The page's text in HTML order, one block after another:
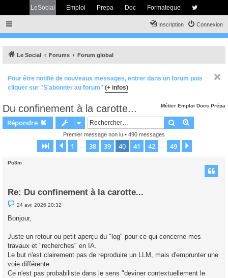
LeSocial Emploi Prepa Doc Formateque
Connexion
Inscription
Le Social Forums Forum global
Pour être notifié de nouveaux messages, entrer dans un forum puis
cliquer sur "S'abonner au forum" (+ infos)
Métier Emploi Docs Prépa
Du confinement à la carotte...
Répondre Rechercher
Premier message non lu • 490 messages
Page 40 sur 49
Précédent
1 38 39 40 41 42 49
Po3m
Re: Du confinement à la carotte...
M
e
s
e
n
o
n
l
24 avr. 2026 20:32
Bonjour,
Juste un retour ou petit aperçu du "log" pour ce qui concerne mes
travaux et "recherches" en IA.
Le but n'est clairement pas de reproduire un LLM, mais d'emprunter une
voie différente.
Ce n'est pas probabiliste dans le sens "deviner contextuellement le